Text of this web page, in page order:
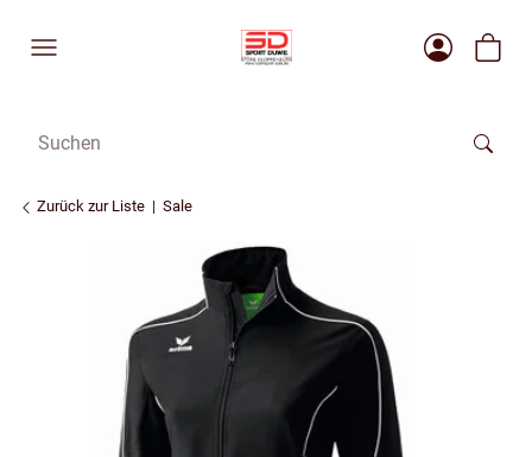
Zurück zur Liste Sale